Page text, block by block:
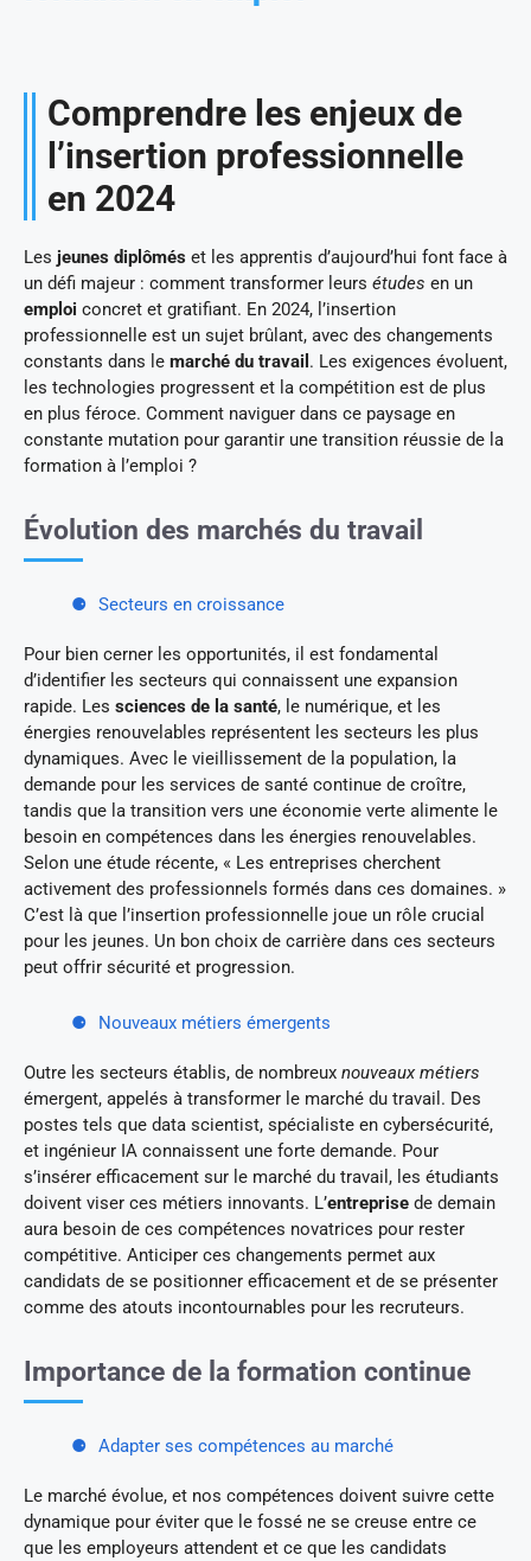
Comprendre les enjeux de
l’insertion professionnelle
en 2024
Les jeunes diplômés et les apprentis d’aujourd’hui font face à
un défi majeur : comment transformer leurs études en un
emploi concret et gratifiant. En 2024, l’insertion
professionnelle est un sujet brûlant, avec des changements
constants dans le marché du travail . Les exigences évoluent,
les technologies progressent et la compétition est de plus
en plus féroce. Comment naviguer dans ce paysage en
constante mutation pour garantir une transition réussie de la
formation à l’emploi ?
Évolution des marchés du travail
Secteurs en croissance
Pour bien cerner les opportunités, il est fondamental
d’identifier les secteurs qui connaissent une expansion
rapide. Les sciences de la santé, le numérique, et les
énergies renouvelables représentent les secteurs les plus
dynamiques. Avec le vieillissement de la population, la
demande pour les services de santé continue de croître,
tandis que la transition vers une économie verte alimente le
besoin en compétences dans les énergies renouvelables.
Selon une étude récente, « Les entreprises cherchent
activement des professionnels formés dans ces domaines. »
C’est là que l’insertion professionnelle joue un rôle crucial
pour les jeunes. Un bon choix de carrière dans ces secteurs
peut offrir sécurité et progression.
Nouveaux métiers émergents
Outre les secteurs établis, de nombreux nouveaux métiers
émergent, appelés à transformer le marché du travail. Des
postes tels que data scientist, spécialiste en cybersécurité,
et ingénieur IA connaissent une forte demande. Pour
s’insérer efficacement sur le marché du travail, les étudiants
doivent viser ces métiers innovants. L’entreprise de demain
aura besoin de ces compétences novatrices pour rester
compétitive. Anticiper ces changements permet aux
candidats de se positionner efficacement et de se présenter
comme des atouts incontournables pour les recruteurs.
Importance de la formation continue
Adapter ses compétences au marché
Le marché évolue, et nos compétences doivent suivre cette
dynamique pour éviter que le fossé ne se creuse entre ce
que les employeurs attendent et ce que les candidats